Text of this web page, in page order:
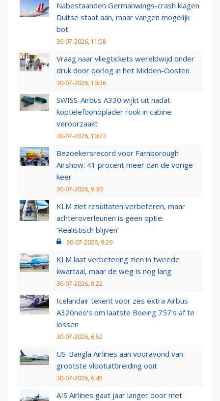
Nabestaanden Germanwings-crash klagen
Duitse staat aan, maar vangen mogelijk
bot
30-07-2026, 11:58
Vraag naar vliegtickets wereldwijd onder
druk door oorlog in het Midden-Oosten
30-07-2026, 10:36
SWISS-Airbus A330 wijkt uit nadat
koptelefoonoplader rook in cabine
veroorzaakt
30-07-2026, 10:23
Bezoekersrecord voor Farnborough
Airshow: 41 procent meer dan de vorige
keer
30-07-2026, 9:30
KLM ziet resultaten verbeteren, maar
achteroverleunen is geen optie:
‘Realistisch blijven’
30-07-2026, 9:29
KLM laat verbetering zien in tweede
kwartaal, maar de weg is nog lang
30-07-2026, 8:22
Icelandair tekent voor zes extra Airbus
A320neo's om laatste Boeing 757's af te
lossen
30-07-2026, 6:52
US-Bangla Airlines aan vooravond van
grootste vlootuitbreiding ooit
30-07-2026, 6:45
AIS Airlines gaat jaar langer door met